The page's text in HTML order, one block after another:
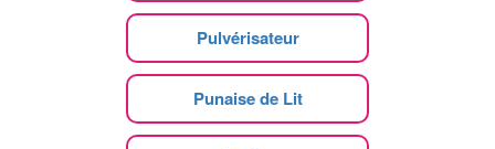
Pulvérisateur
Punaise de Lit